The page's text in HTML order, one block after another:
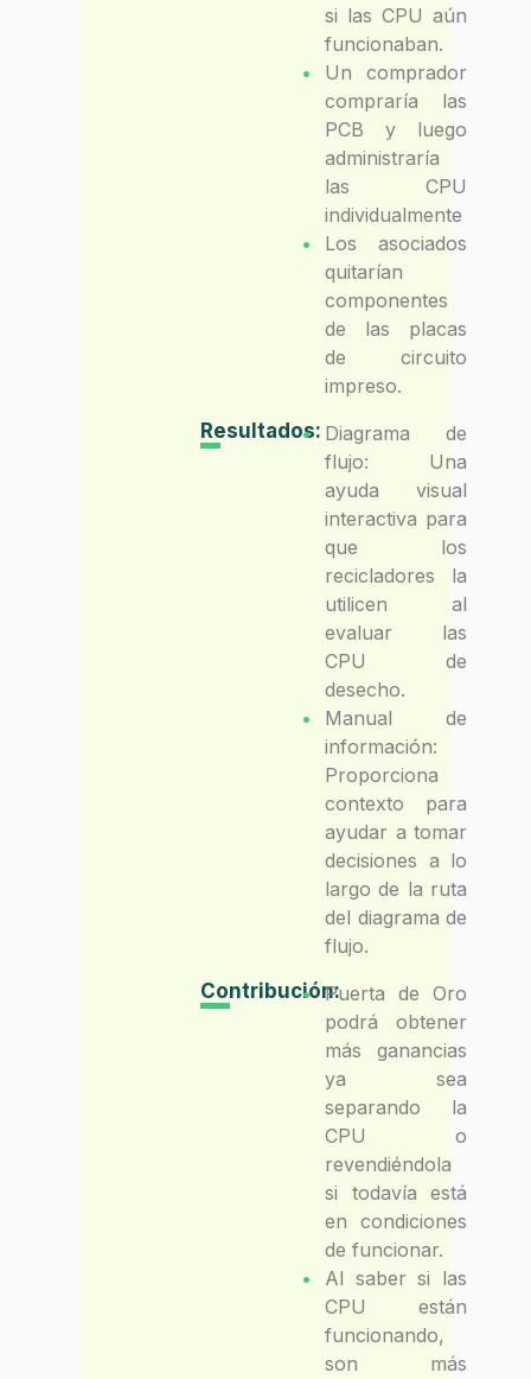
si las CPU aún
funcionaban.
Un comprador
compraría las
PCB y luego
administraría
las CPU
individualmente
Los asociados
quitarían
componentes
de las placas
de circuito
impreso.
Resultados: Diagrama de
flujo: Una
ayuda visual
interactiva para
que los
recicladores la
utilicen al
evaluar las
CPU de
desecho.
Manual de
información:
Proporciona
contexto para
ayudar a tomar
decisiones a lo
largo de la ruta
del diagrama de
flujo.
Contribución:Puerta de Oro
podrá obtener
más ganancias
ya sea
separando la
CPU o
revendiéndola
si todavía está
en condiciones
de funcionar.
Al saber si las
CPU están
funcionando,
son más